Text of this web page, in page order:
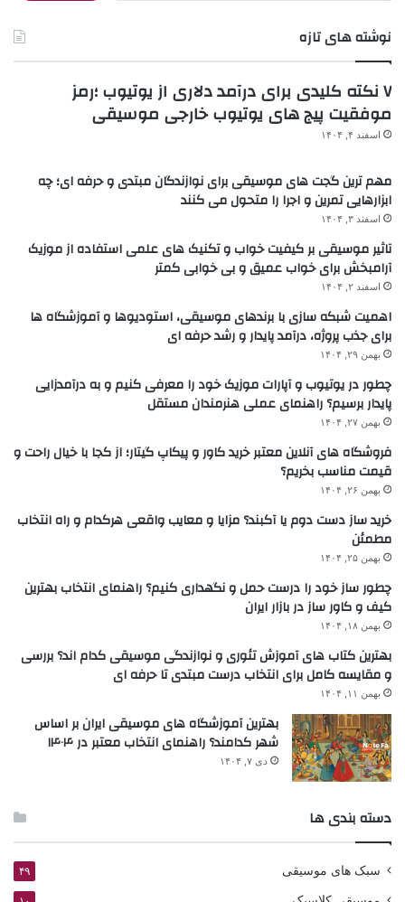
نوشته های تازه
۷ نکته کلیدی برای درآمد دلاری از یوتیوب ؛رمز
موفقیت پیج های یوتیوب خارجی موسیقی
اسفند ۴, ۱۴۰۴
مهم ترین گجت های موسیقی برای نوازندگان مبتدی و حرفه ای؛ چه
ابزارهایی تمرین و اجرا را متحول می کنند
اسفند ۳, ۱۴۰۴
تاثیر موسیقی بر کیفیت خواب و تکنیک های علمی استفاده از موزیک
آرامبخش برای خواب عمیق و بی خوابی کمتر
اسفند ۲, ۱۴۰۴
اهمیت شبکه سازی با برندهای موسیقی، استودیوها و آموزشگاه ها
برای جذب پروژه، درآمد پایدار و رشد حرفه ای
بهمن ۲۹, ۱۴۰۴
چطور در یوتیوب و آپارات موزیک خود را معرفی کنیم و به درآمدزایی
پایدار برسیم؟ راهنمای عملی هنرمندان مستقل
بهمن ۲۷, ۱۴۰۴
فروشگاه های آنلاین معتبر خرید کاور و پیکاپ گیتار؛ از کجا با خیال راحت و
قیمت مناسب بخریم؟
بهمن ۲۶, ۱۴۰۴
خرید ساز دست دوم یا آکبند؟ مزایا و معایب واقعی هرکدام و راه انتخاب
مطمئن
بهمن ۲۵, ۱۴۰۴
چطور ساز خود را درست حمل و نگهداری کنیم؟ راهنمای انتخاب بهترین
کیف و کاور ساز در بازار ایران
بهمن ۱۸, ۱۴۰۴
بهترین کتاب های آموزش تئوری و نوازندگی موسیقی کدام اند؟ بررسی
و مقایسه کامل برای انتخاب درست مبتدی تا حرفه ای
بهمن ۱۱, ۱۴۰۴
بهترین آموزشگاه های موسیقی ایران بر اساس
شهر کدامند؟ راهنمای انتخاب معتبر در ۱۴۰۴
دی ۷, ۱۴۰۴
دسته بندی ها
سبک های موسیقی ۴۹